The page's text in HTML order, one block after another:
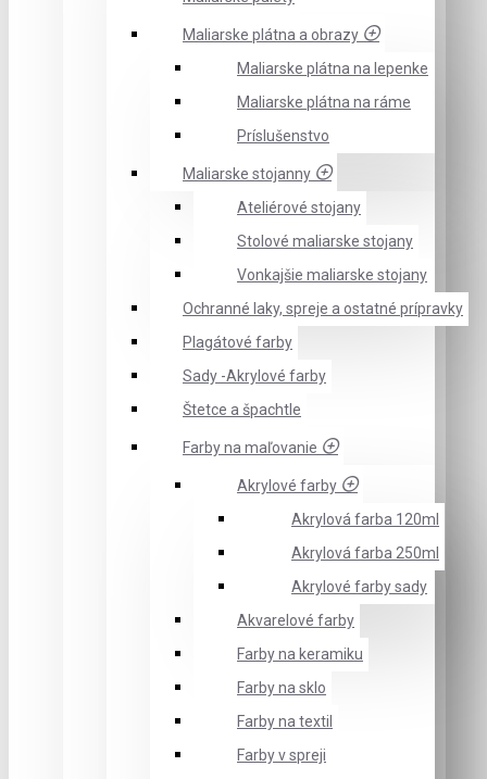
Maliarske plátna a obrazy
Maliarske plátna na lepenke
Maliarske plátna na ráme
Príslušenstvo
Maliarske stojanny
Ateliérové stojany
Stolové maliarske stojany
Vonkajšie maliarske stojany
Ochranné laky, spreje a ostatné prípravky
Plagátové farby
Sady -Akrylové farby
Štetce a špachtle
Farby na maľovanie
Akrylové farby
Akrylová farba 120ml
Akrylová farba 250ml
Akrylové farby sady
Akvarelové farby
Farby na keramiku
Farby na sklo
Farby na textil
Farby v spreji